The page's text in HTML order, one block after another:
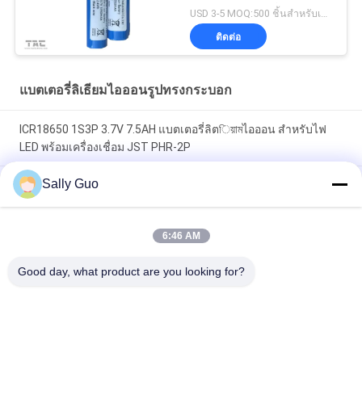
คล้ายกันสำหรับโคมไฟหัว
จักรยาน
USD 3-5 MOQ:500 ชิ้นสำหรับเซลล์เดียว 50 แพ็คสำหรับแบตเตอรี่แพ็ค
ติดต่อ
แบตเตอรี่ลิเธียมไอออนรูปทรงกระบอก
ICR18650 1S3P 3.7V 7.5AH แบตเตอรี่ลิตিয়ামไอออน สําหรับไฟ
LED พร้อมเครื่องเชื่อม JST PHR-2P
18650 แบตเตอรี่ลิเธียมสำหรับโทรศัพท์มือถือ INM 7.4V Lithium Ion
2200mAh Pack
3.7 ลิตรแบตเตอรี่ลิเธียมไอออนรูปทรงกระบอกขนาด 3.7 โวลท์
Sally Guo
6:46 AM
Good day, what product are you looking for?